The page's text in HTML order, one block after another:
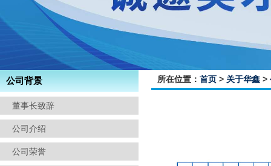
组织架构
企业文化
公司背景
公司背景
董事长致辞
公司介绍
公司荣誉
所在位置： 首页 > 关于华鑫 >